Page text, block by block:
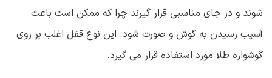
شوند و در جای مناسبی قرار گیرند چرا که ممکن است باعث
آسیب رسیدن به گوش و صورت شود. این نوع قفل اغلب بر روی
گوشواره طلا مورد استفاده قرار می گیرد.